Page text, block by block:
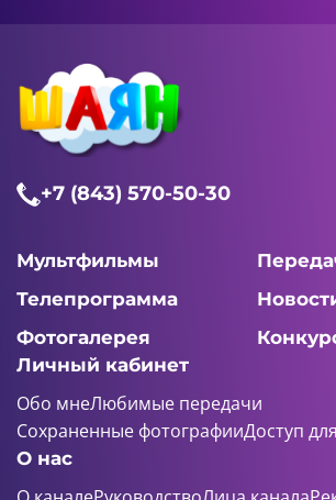
+7 (843) 570-50-30
Мультфильмы
Телепрограмма
Фотогалерея
Личный кабинет
Обо мнеЛюбимые передачи
Сохраненные фотографииДоступ
О нас